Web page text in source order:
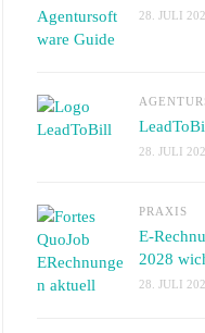
28. JULI
28. JULI
PRAXIS
E-
2028
28. JULI